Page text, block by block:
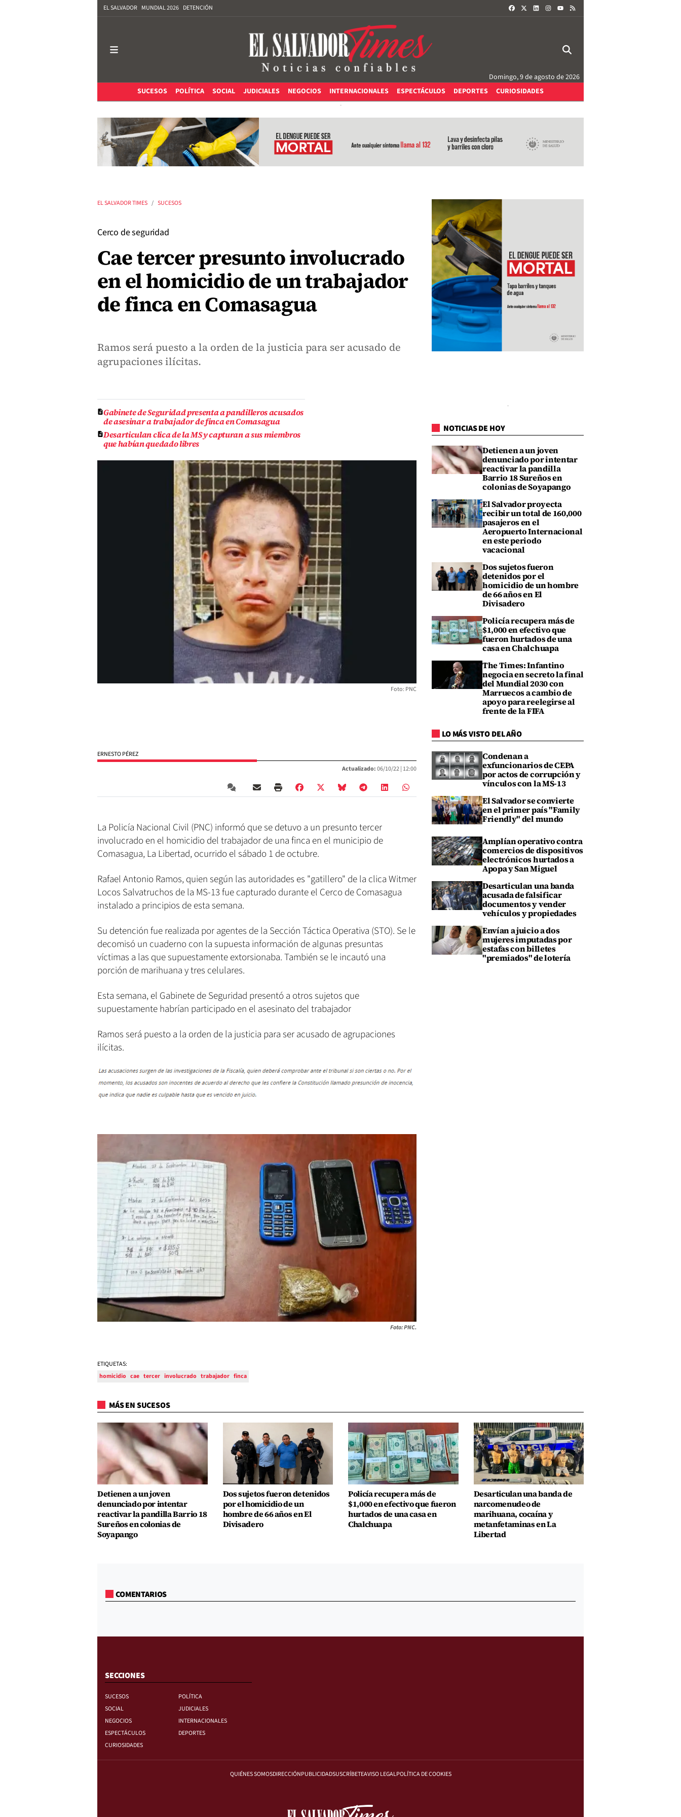
EL SALVADOR MUNDIAL 2026 DETENCIÓN FACEBOOKLINKEDININSTAGRAM
Domingo, 9 de agosto de 2026
SUCESOS
POLÍTICA SOCIAL JUDICIALES NEGOCIOS INTERNACIONALES ESPECTÁCULOS DEPORTES CURIOSIDADES
EL SALVADOR TIMES SUCESOS
Cerco de seguridad
Cae tercer presunto involucrado
en el homicidio de un trabajador
de finca en Comasagua
Ramos será puesto a la orden de la justicia para ser acusado de
agrupaciones ilícitas.
Gabinete de Seguridad presenta a pandilleros acusados
de asesinar a trabajador de finca en Comasagua
Desarticulan clica de la MS y capturan a sus miembros
que habían quedado libres
Foto: PNC
ERNESTO PÉREZ
Actualizado:06/10/22 | 12:00
La Policía Nacional Civil (PNC) informó que se detuvo a un presunto tercer
involucrado en el homicidio del trabajador de una finca en el municipio de
Comasagua, La Libertad, ocurrido el sábado 1 de octubre.
Rafael Antonio Ramos, quien según las autoridades es "gatillero" de la clica Witmer
Locos Salvatruchos de la MS-13 fue capturado durante el Cerco de Comasagua
instalado a principios de esta semana.
Su detención fue realizada por agentes de la Sección Táctica Operativa (STO). Se le
decomisó un cuaderno con la supuesta información de algunas presuntas
víctimas a las que supuestamente extorsionaba. También se le incautó una
porción de marihuana y tres celulares.
Esta semana, el Gabinete de Seguridad presentó a otros sujetos que
supuestamente habrían participado en el asesinato del trabajador
Ramos será puesto a la orden de la justicia para ser acusado de agrupaciones
ilícitas.
Foto: PNC.
ETIQUETAS:
homicidio cae tercer involucrado trabajador finca
NOTICIAS DE HOY
Detienen a un joven
denunciado por intentar
reactivar la pandilla
Barrio 18 Sureños en
colonias de Soyapango
El Salvador proyecta
recibir un total de 160,000
pasajeros en el
Aeropuerto Internacional
en este periodo
vacacional
Dos sujetos fueron
detenidos por el
homicidio de un hombre
de 66 años en El
Divisadero
Policía recupera más de
$1,000 en efectivo que
fueron hurtados de una
casa en Chalchuapa
The Times: Infantino
negocia en secreto la final
del Mundial 2030 con
Marruecos a cambio de
apoyo para reelegirse al
frente de la FIFA
LO MÁS VISTO DEL AÑO
Condenan a
exfuncionarios de CEPA
por actos de corrupción y
vínculos con la MS-13
El Salvador se convierte
en el primer país "Family
Friendly" del mundo
Amplían operativo contra
comercios de dispositivos
electrónicos hurtados a
Apopa y San Miguel
Desarticulan una banda
acusada de falsificar
documentos y vender
vehículos y propiedades
Envían a juicio a dos
mujeres imputadas por
estafas con billetes
"premiados" de lotería
MÁS EN SUCESOS
Detienen a un joven
denunciado por intentar
reactivar la pandilla Barrio 18
Sureños en colonias de
Soyapango
Dos sujetos fueron detenidos
por el homicidio de un
hombre de 66 años en El
Divisadero
Policía recupera más de
$1,000 en efectivo que fueron
hurtados de una casa en
Chalchuapa
Desarticulan una banda de
narcomenudeo de
marihuana, cocaína y
metanfetaminas en La
Libertad
COMENTARIOS
SECCIONES
SUCESOS
POLÍTICA
SOCIAL
JUDICIALES
NEGOCIOS
INTERNACIONALES
ESPECTÁCULOS
DEPORTES
CURIOSIDADES
QUIÉNES SOMOSDIRECCIÓNPUBLICIDADSUSCRÍBETEAVISO LEGALPOLÍTICA DE COOKIES